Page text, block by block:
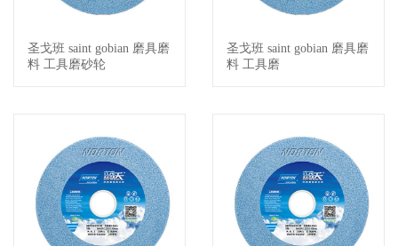
查看详情
圣戈班 saint gobian 磨具磨
料 工具磨砂轮
查看详情
圣戈班 saint gobian 磨具磨
料 工具磨